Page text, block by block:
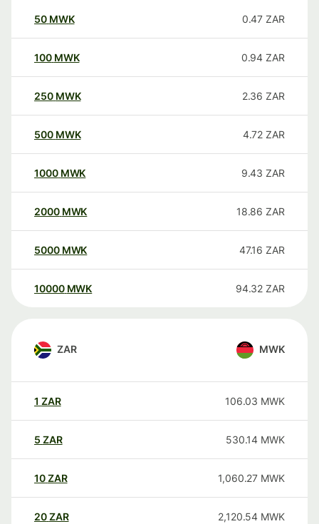
50 MWK 0.47 ZAR
100 MWK 0.94 ZAR
250 MWK 2.36 ZAR
500 MWK 4.72 ZAR
1000 MWK 9.43 ZAR
2000 MWK 18.86 ZAR
5000 MWK 47.16 ZAR
10000 MWK 94.32 ZAR
ZAR MWK
1 ZAR 106.03 MWK
5 ZAR 530.14 MWK
10ZAR 1,060.27 MWK
20ZAR 2,120.54 MWK